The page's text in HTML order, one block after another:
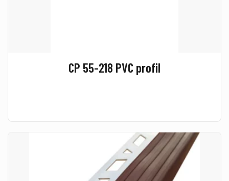
CP 55-218 PVC profil